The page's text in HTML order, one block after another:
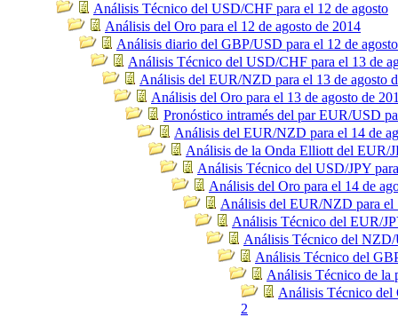
Análisis Técnico del USD/CHF para el 12 de agosto
Análisis del Oro para el 12 de agosto de 2014
Análisis diario del GBP/USD para el 12 de
Análisis Técnico del USD/CHF para el 13 de
Análisis del EUR/NZD para el 13 de agosto
Análisis del Oro para el 13 de agosto de
Pronóstico intramés del par EUR/USD
Análisis del EUR/NZD para el 14 de
Análisis de la Onda Elliott del EUR/
Análisis Técnico del USD/JPY
Análisis del Oro para el 14 de
Análisis del EUR/NZD para el
Análisis Técnico del EUR/
Análisis Técnico del NZD/
Análisis Técnico del
Análisis Técnico de la
Análisis Técnico del
2